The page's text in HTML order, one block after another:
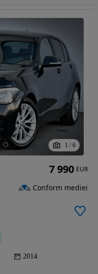
1 / 6
2014
7 990 EUR
Conform mediei